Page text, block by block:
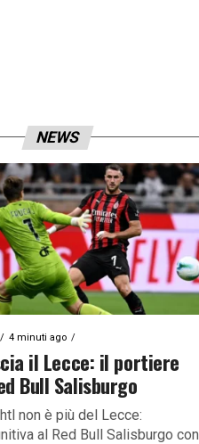
NEWS
4 minuti ago
il Lecce: il portiere
Bull Salisburgo
non è più del Lecce:
al Red Bull Salisburgo con